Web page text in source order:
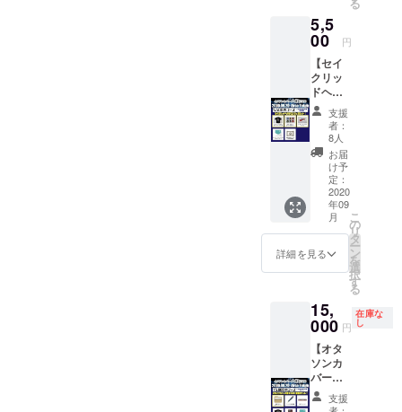
者限定
打ち上
送 視
聴権 ＊
各リ
ターン
内容詳
細は本
文を参
名前を
クレ
ジッ
ト！ ・
オタソ
ンカ
バー大
戦2020
限定ラ
バーバ
ンド(2
個1セッ
ト) ・オ
タソン
カバー
大戦
2020 限
カバー
大戦
定ポス
トカー
ド ・セ
イク
る
5,5
00 円
【セイ
クリッ
ドヘキ
サゴン
グッズ
セット
コー
ス】 ・
セイク
リッド
ヘキサ
ゴン ち
びキャ
ラプリ
ントT
クリッ
ドヘキ
サゴン
缶バッ
ヂセッ
ト（全6
種） ・
セイク
支援
者：
8人
お届
け予
定：
2020
年09
月
詳細を見る
こ
の
リ
タ
ー
ン
を
選
択
す
る
15,
000 円
在庫な
し
【オタ
ソンカ
バー大
戦2020
限定チ
支援